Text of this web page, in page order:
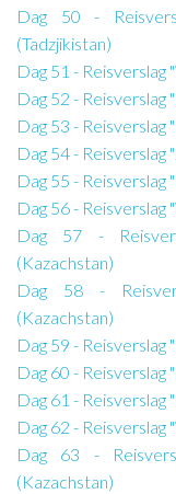
Dag 50 -
(Tadzjikistan)
Dag 51 - Reisverslag
Dag 52 - Reisverslag
Dag 53 -
Dag 54 -
Dag 55 - Reisverslag
Dag 56 - Reisverslag
Dag 57 -
(Kazachstan)
Dag 58 -
(Kazachstan)
Dag 59 - Reisverslag
Dag 60 - Reisverslag
Dag 61 - Reisverslag
Dag 62 -
Dag 63 -
(Kazachstan)